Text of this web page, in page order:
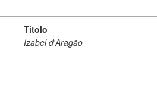
Titolo
Izabel d'Aragão